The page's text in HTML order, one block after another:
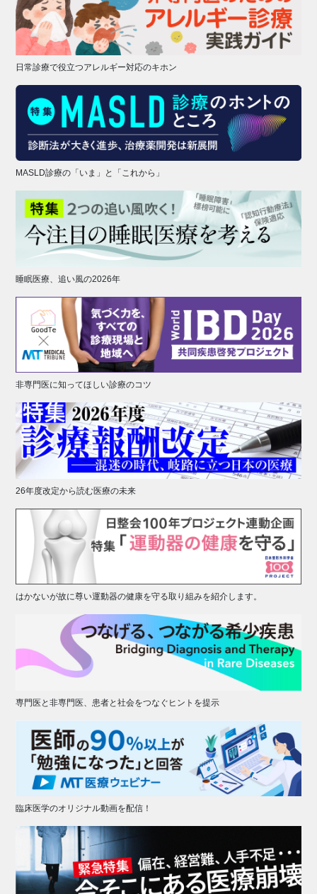
日常診療で役立つアレルギー対応のキホン
MASLD診療の「いま」と「これから」
睡眠医療、追い風の2026年
非専門医に知ってほしい診療のコツ
26年度改定から読む医療の未来
はかないが故に尊い運動器の健康を守る取り組みを紹介します。
専門医と非専門医、患者と社会をつなぐヒントを提示
臨床医学のオリジナル動画を配信！